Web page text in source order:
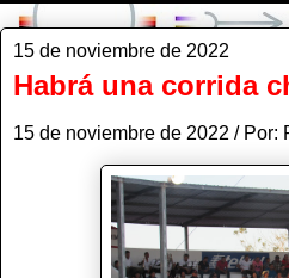
15 de noviembre de 2022
Habrá una corrida
15 de noviembre de 2022 / Por: